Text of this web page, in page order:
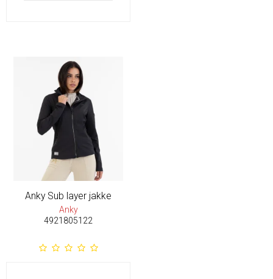
Anky Sub layer jakke
Anky
4921805122